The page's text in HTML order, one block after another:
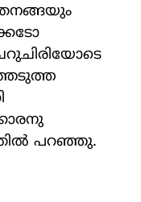
പറഞ്ഞു.